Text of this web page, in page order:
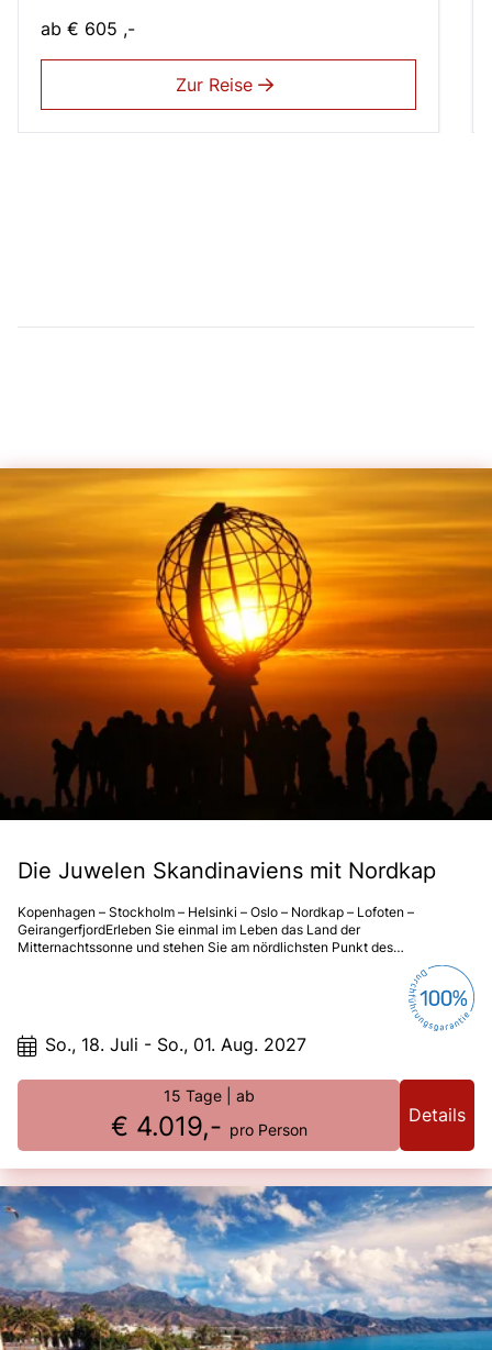
ab € 605 ,-
Zur Reise
Die Juwelen Skandinaviens mit Nordkap
Kopenhagen – Stockholm – Helsinki – Oslo – Nordkap – Lofoten –
GeirangerfjordErleben Sie einmal im Leben das Land der
Mitternachtssonne und stehen Sie am nördlichsten Punkt des
europäischen Festlandes, umgeben von einer beeindruckenden Kulisse
aus Meer, Fjorden und atemberaubender Landschaft.Diese Reise durch die
unvergessliches Erlebnis. Neben dem berühmten Nordkap erwarten Sie
zahlreiche weitere Höhepunkte, die ihresgleichen suchen. Entdecken Sie
vier skandinavische Länder mit ihren Hauptstädten, darunter drei
unbeschreiblichen Küste, faszinierenden Fjorden, imposanten
Wasserfällen und einzigartigen Momenten hoch im Norden, nördlich des
Polarkreises.Erleben Sie das einzigartige Naturschauspiel der
Mitternachtssonne auf legendären Routen, abseits der großen
die Gelegenheit, mit uns diese wunderschöne Busreise zum nördlichsten
Punkt Europas, der auf der Straße erreichbar ist, zu genießen. Lehnen Sie
sich zurück, entspannen Sie und lassen Sie sich von der grandiosen
Kulisse Skandinaviens verzaubern – ohne Hektik und Stress. Dies ist die
ultimative Busreise zu den Juwelen Skandinaviens und dem Nordkap.
So., 18. Juli - So., 01. Aug. 2027
15 Tage | ab
€ 4.019,- pro Person
Details